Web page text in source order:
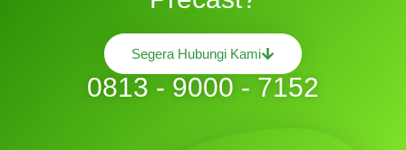
Segera Hubungi Kami
0813 - 9000 - 7152